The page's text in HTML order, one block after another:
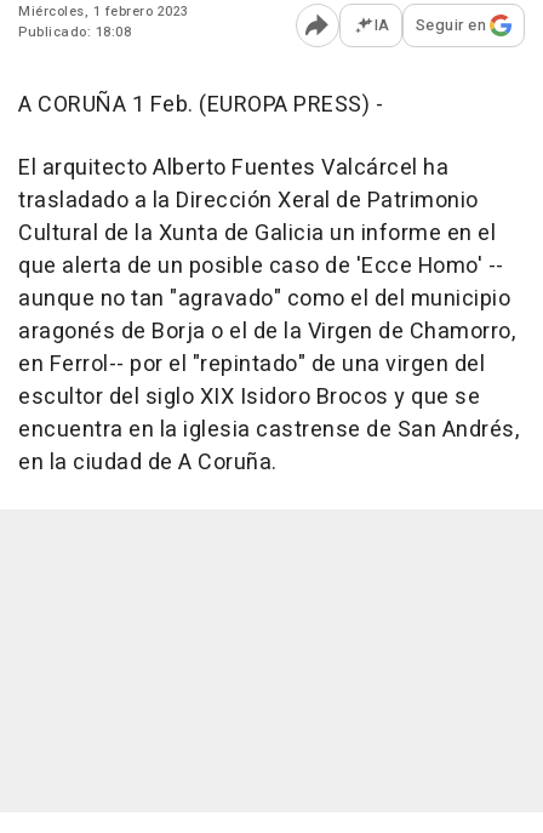
Miércoles, 1 febrero 2023
Publicado: 18:08
Abrir opciones para
IA Seguir en
A CORUÑA 1 Feb. (EUROPA PRESS) -
El arquitecto Alberto Fuentes Valcárcel ha
trasladado a la Dirección Xeral de Patrimonio
Cultural de la Xunta de Galicia un informe en el
que alerta de un posible caso de 'Ecce Homo' --
aunque no tan "agravado" como el del municipio
aragonés de Borja o el de la Virgen de Chamorro,
en Ferrol-- por el "repintado" de una virgen del
escultor del siglo XIX Isidoro Brocos y que se
encuentra en la iglesia castrense de San Andrés,
en la ciudad de A Coruña.